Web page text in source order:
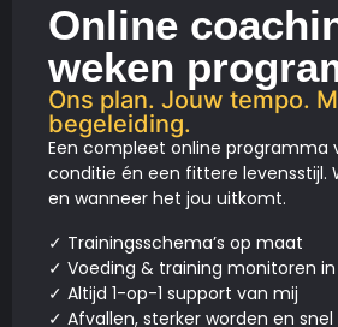
Online
weken
Ons plan. Jouw tempo.
begeleiding.
Een compleet online programma
conditie én een fittere levensstijl.
en wanneer het jou uitkomt.
✓ Trainingsschema’s op maat
✓ Voeding & training monitoren
✓ Altijd 1-op-1 support van mij
✓ Afvallen, sterker worden en snel